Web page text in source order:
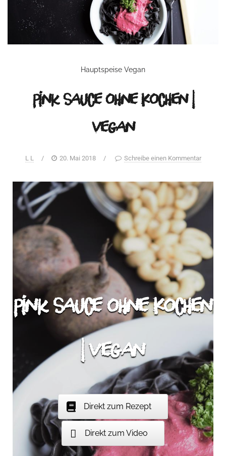
Hauptspeise Vegan
Pink Sauce ohne Kochen |
vegan
L L / 20. Mai 2018 / Schreibe einen Kommentar
Pink Sauce ohne Kochen
| vegan
Direkt zum Rezept
Direkt zum Video